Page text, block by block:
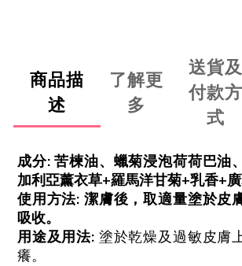
商品描
述
了解更
多
送貨及
付款方
式
成分: 苦楝油、蠟菊浸泡荷荷巴油
加利亞薰衣草+羅馬洋甘菊+乳香+
使用方法: 潔膚後，取適量塗於皮
吸收。
用途及用法: 塗於乾燥及過敏皮膚
癢。